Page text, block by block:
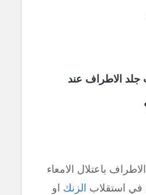
الاطراف عند
باعتلال الامعاء
استقلاب الزنك او